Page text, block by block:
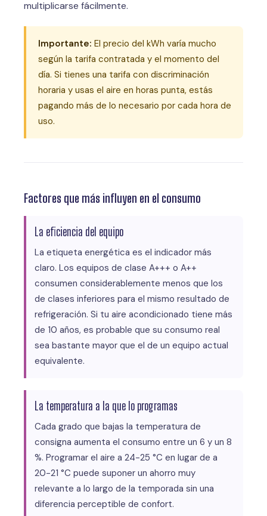
multiplicarse fácilmente.
Importante: El precio del kWh varía mucho
según la tarifa contratada y el momento del
día. Si tienes una tarifa con discriminación
horaria y usas el aire en horas punta, estás
pagando más de lo necesario por cada hora de
uso.
Factores que más influyen en el consumo
La eficiencia del equipo
La etiqueta energética es el indicador más
claro. Los equipos de clase A+++ o A++
consumen considerablemente menos que los
de clases inferiores para el mismo resultado de
refrigeración. Si tu aire acondicionado tiene más
de 10 años, es probable que su consumo real
sea bastante mayor que el de un equipo actual
equivalente.
La temperatura a la que lo programas
Cada grado que bajas la temperatura de
consigna aumenta el consumo entre un 6 y un 8
%. Programar el aire a 24-25 °C en lugar de a
20-21 °C puede suponer un ahorro muy
relevante a lo largo de la temporada sin una
diferencia perceptible de confort.